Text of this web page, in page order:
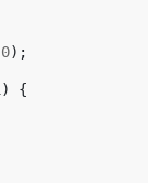
0);
)
{